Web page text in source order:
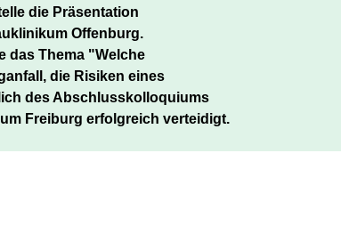
die Präsentation
Offenburg.
das Thema "Welche
die Risiken eines
des Abschlusskolloquiums
Freiburg erfolgreich verteidigt.